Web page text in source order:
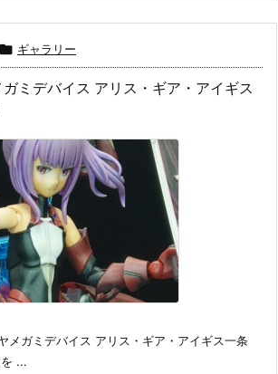
 ギャラリー
ガミデバイス アリス・ギア・アイギス
メガミデバイス アリス・ギア・アイギス一条
...